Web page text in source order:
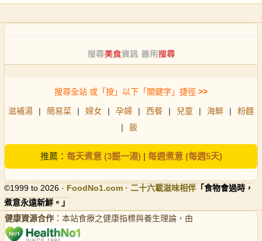
搜尋全站 或「按」以下「關鍵字」捷徑 >>
滋補湯 | 簡易菜 | 婦女 | 孕婦 | 西餐 | 兒童 | 海鮮 |
粉麵
|
飯
推薦： 每天煮意 (3餸一湯)| 每週煮意 (每週5天)
©1999 to 2026 · FoodNo1.com · 二十六載滋味相伴 「食物會過時，
煮意永遠新鮮。」
健康資源合作 ：本站食療之健康指標與養生理論，由